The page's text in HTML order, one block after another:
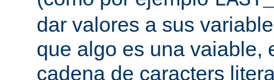
dar valores a sus
que algo es una vaiable,
cadena de caracters